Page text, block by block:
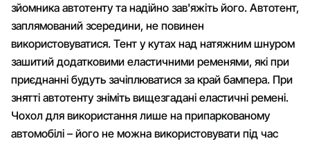
зйомника автотенту та надійно зав'яжіть його. Автотент,
заплямований зсередини, не повинен
використовуватися. Тент у кутах над натяжним шнуром
зашитий додатковими еластичними ременями, які при
приєднанні будуть зачіплюватися за край бампера. При
знятті автотенту зніміть вищезгадані еластичні ремені.
Чохол для використання лише на припаркованому
автомобілі – його не можна використовувати під час